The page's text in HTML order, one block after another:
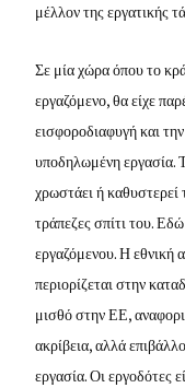
μέλλον της εργατικής
Σε μία χώρα όπου το
εργαζόμενο, θα είχε
εισφοροδιαφυγή και
υποδηλωμένη εργασία.
χρωστάει ή καθυστερεί
τράπεζες σπίτι του.
εργαζόμενου. Η εθνική
περιορίζεται στην
μισθό στην ΕΕ,
ακρίβεια, αλλά
εργασία. Οι εργοδότες